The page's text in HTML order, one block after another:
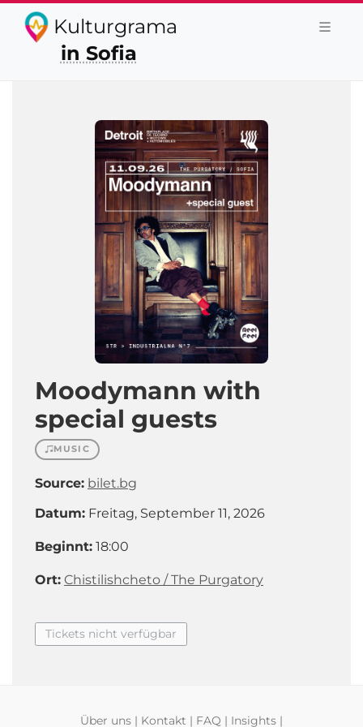
Kulturgrama
in Sofia
Moodymann with
special guests
MUSIC
Source: bilet.bg
Datum: Freitag, September 11, 2026
Beginnt: 18:00
Ort: Chistilishcheto / The Purgatory
Tickets nicht verfügbar
Über uns | Kontakt | FAQ | Insights |